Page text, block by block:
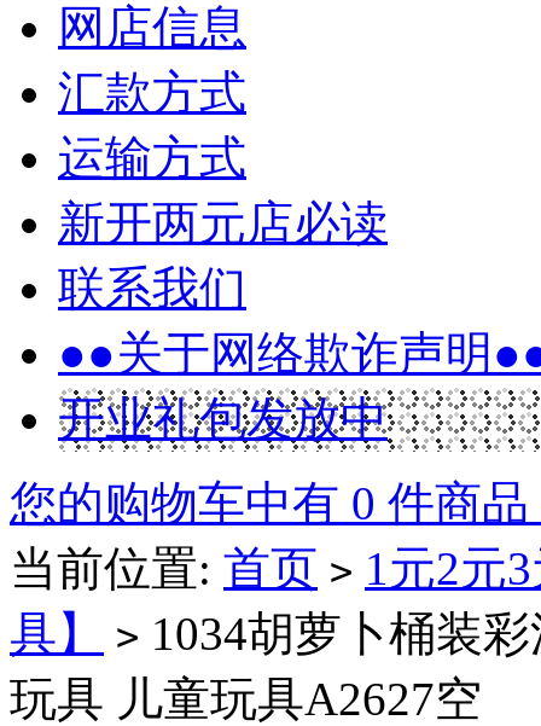
网店信息
汇款方式
运输方式
新开两元店必读
联系我们
●●关于网络欺诈声明
开业礼包发放中
您的购物车中有 0 件商
当前位置: 首页 > 1元2元
具】
> 1034胡萝卜桶装
玩具 儿童玩具A2627空